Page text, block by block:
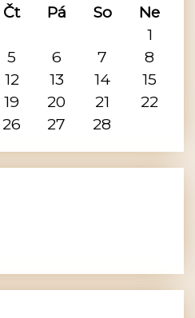
Čt Pá So
Ne
1
5 6 7
8
12 13 14
15
19 20 21
22
26 27 28